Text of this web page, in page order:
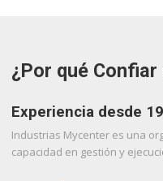
¿Por qué
Experiencia desde
Industrias Mycenter es una
capacidad en gestión y